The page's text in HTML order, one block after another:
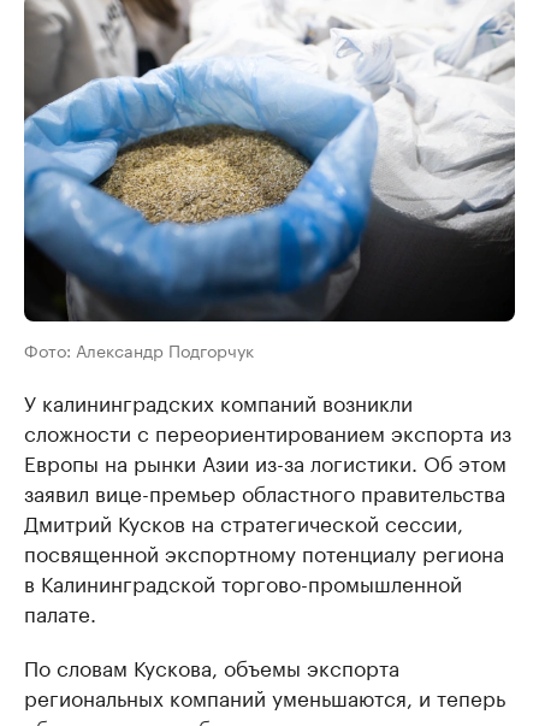
Фото: Александр Подгорчук
У калининградских компаний возникли
сложности с переориентированием экспорта из
Европы на рынки Азии из-за логистики. Об этом
заявил вице-премьер областного правительства
Дмитрий Кусков на стратегической сессии,
посвященной экспортному потенциалу региона
в Калининградской торгово-промышленной
палате.
По словам Кускова, объемы экспорта
региональных компаний уменьшаются, и теперь